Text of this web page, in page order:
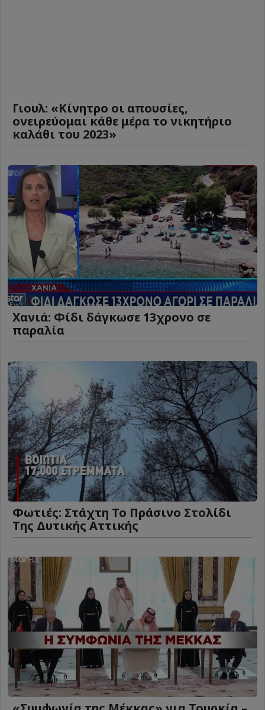
Γιουλ: «Κίνητρο οι απουσίες,
ονειρεύομαι κάθε μέρα το νικητήριο
καλάθι του 2023»
Χανιά: Φίδι δάγκωσε 13χρονο σε
παραλία
Φωτιές: Στάχτη Το Πράσινο Στολίδι
Της Δυτικής Αττικής